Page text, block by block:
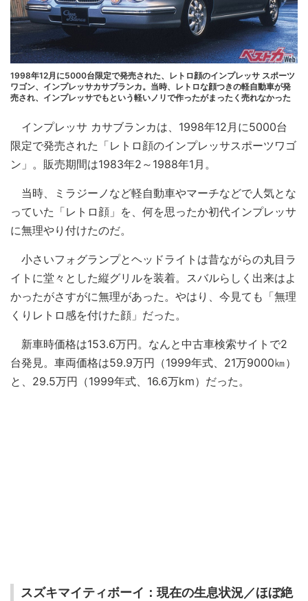
1998年12月に5000台限定で発売された、レトロ顔のインプレッサ スポーツ
ワゴン、インプレッサカサブランカ。当時、レトロな顔つきの軽自動車が発
売され、インプレッサでもという軽いノリで作ったがまったく売れなかった
インプレッサ カサブランカは、1998年12月に5000台
限定で発売された「レトロ顔のインプレッサスポーツワゴ
ン」。販売期間は1983年2～1988年1月。
当時、ミラジーノなど軽自動車やマーチなどで人気とな
っていた「レトロ顔」を、何を思ったか初代インプレッサ
に無理やり付けたのだ。
小さいフォグランプとヘッドライトは昔ながらの丸目ラ
イトに堂々とした縦グリルを装着。スバルらしく出来はよ
かったがさすがに無理があった。やはり、今見ても「無理
くりレトロ感を付けた顔」だった。
新車時価格は153.6万円。なんと中古車検索サイトで2
台発見。車両価格は59.9万円（1999年式、21万9000㎞）
と、29.5万円（1999年式、16.6万km）だった。
スズキマイティボーイ：現在の生息状況／ほぼ絶